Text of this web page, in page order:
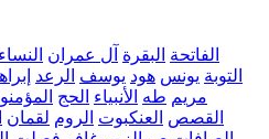
الفاتحة البقرة آل عمران النساء
التوبة يونس هود يوسف الرعد
مريم طه الأنبياء الحج
القصص العنكبوت الروم لقمان